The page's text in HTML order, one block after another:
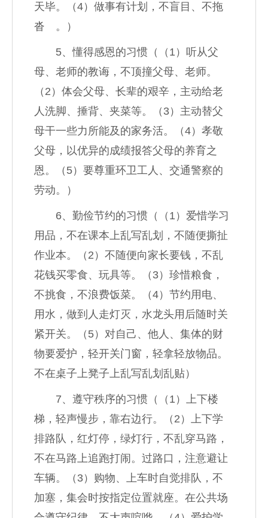
天毕。（4）做事有计划，不盲目、不拖
沓 。）
5、懂得感恩的习惯（（1）听从父
母、老师的教诲，不顶撞父母、老师。
（2）体会父母、长辈的艰辛，主动给老
人洗脚、捶背、夹菜等。（3）主动替父
母干一些力所能及的家务活。（4）孝敬
父母，以优异的成绩报答父母的养育之
恩。（5）要尊重环卫工人、交通警察的
劳动。）
6、勤俭节约的习惯（（1）爱惜学习
用品，不在课本上乱写乱划，不随便撕扯
作业本。（2）不随便向家长要钱，不乱
花钱买零食、玩具等。（3）珍惜粮食，
不挑食，不浪费饭菜。（4）节约用电、
用水，做到人走灯灭，水龙头用后随时关
紧开关。（5）对自己、他人、集体的财
物要爱护，轻开关门窗，轻拿轻放物品。
不在桌子上凳子上乱写乱划乱贴）
7、遵守秩序的习惯（（1）上下楼
梯，轻声慢步，靠右边行。（2）上下学
排路队，红灯停，绿灯行，不乱穿马路，
不在马路上追跑打闹。过路口，注意避让
车辆。（3）购物、上车时自觉排队，不
加塞，集会时按指定位置就座。在公共场